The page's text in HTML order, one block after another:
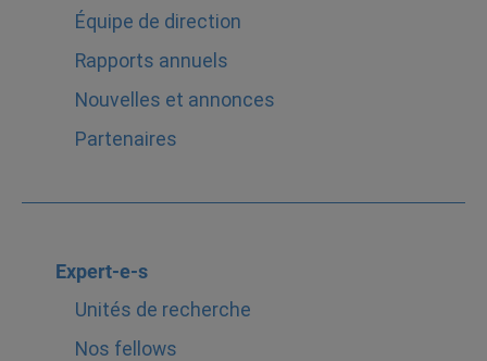
Équipe de direction
Rapports annuels
Nouvelles et annonces
Partenaires
Expert-e-s
Unités de recherche
Nos fellows